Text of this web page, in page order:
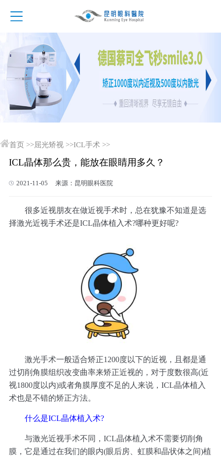
首页 >>屈光矫视 >>ICL手术 >>
ICL晶体那么贵，能放在眼睛用多久？
2021-11-05 来源：昆明眼科医院
很多近视朋友在做近视手术时，总在犹豫不知道是选
择激光近视手术还是ICL晶体植入术?哪种更好呢?
激光手术一般适合矫正1200度以下的近视，且都是通
过切削角膜组织改变曲率来矫正近视的，对于度数很高(近
视1800度以内)或者角膜厚度不足的人来说，ICL晶体植入
术也是不错的矫正方法。
什么是ICL晶体植入术?
与激光近视手术不同，ICL晶体植入术不需要切削角
膜，它是通过在我们的眼内(眼后房、虹膜和晶状体之间)植